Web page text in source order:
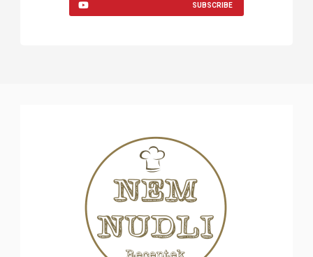
SUBSCRIBE